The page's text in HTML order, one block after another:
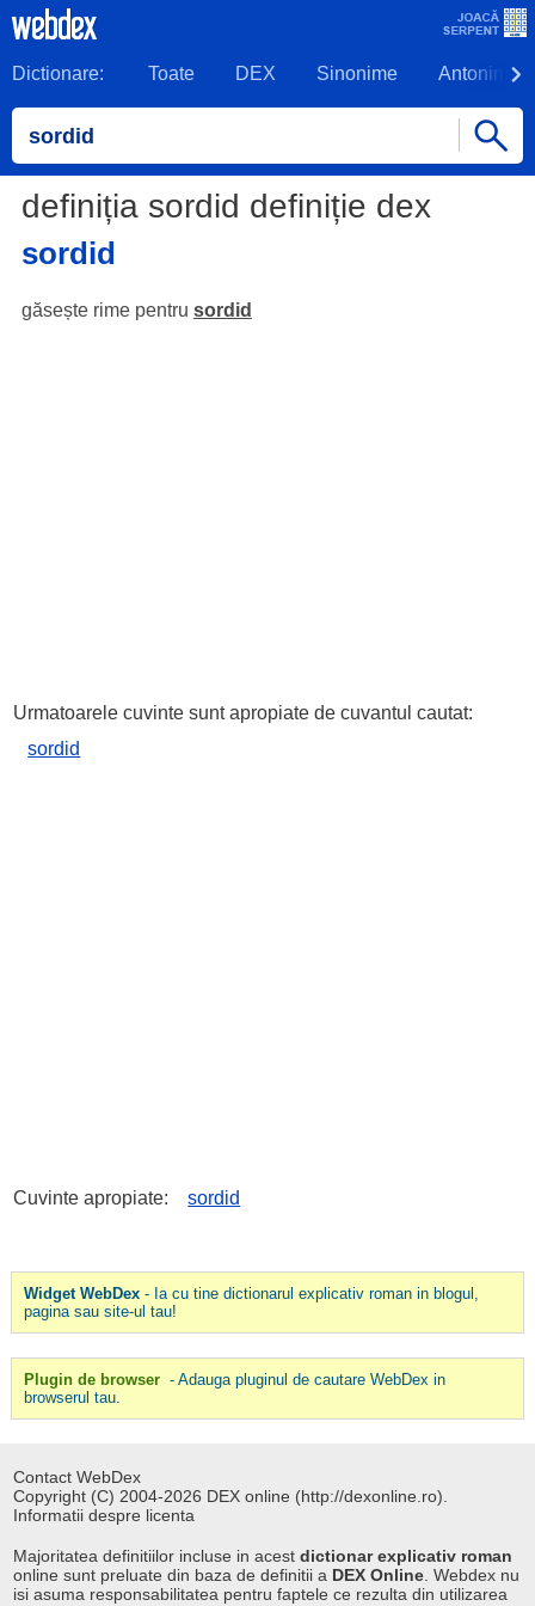
Dictionare: Toate DEX Sinonime Antonime
definiția sordid definiție dex
sordid
găsește rime pentru sordid
Urmatoarele cuvinte sunt apropiate de cuvantul cautat:
sordid
Cuvinte apropiate: sordid
Widget WebDex- Ia cu tine dictionarul explicativ roman in blogul,
pagina sau site-ul tau!
Plugin de browser - Adauga pluginul de cautare WebDex in
browserul tau.
Contact WebDex
Copyright (C) 2004-2026 DEX online (http://dexonline.ro).
Informatii despre licenta
Majoritatea definitiilor incluse in acestdictionar explicativ roman
online sunt preluate din baza de definitii a DEX Online . Webdex nu
isi asuma responsabilitatea pentru faptele ce rezulta din utilizarea